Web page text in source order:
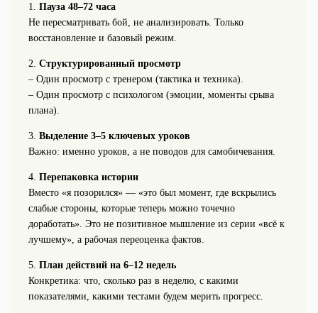
1. Пауза 48–72 часа
Не пересматривать бой, не анализировать. Только
восстановление и базовый режим.
2. Структурированный просмотр
– Один просмотр с тренером (тактика и техника).
– Один просмотр с психологом (эмоции, моменты срыва
плана).
3. Выделение 3–5 ключевых уроков
Важно: именно уроков, а не поводов для самобичевания.
4. Перепаковка истории
Вместо «я позорился» — «это был момент, где вскрылись
слабые стороны, которые теперь можно точечно
доработать». Это не позитивное мышление из серии «всё к
лучшему», а рабочая переоценка фактов.
5. План действий на 6–12 недель
Конкретика: что, сколько раз в неделю, с какими
показателями, какими тестами будем мерить прогресс.